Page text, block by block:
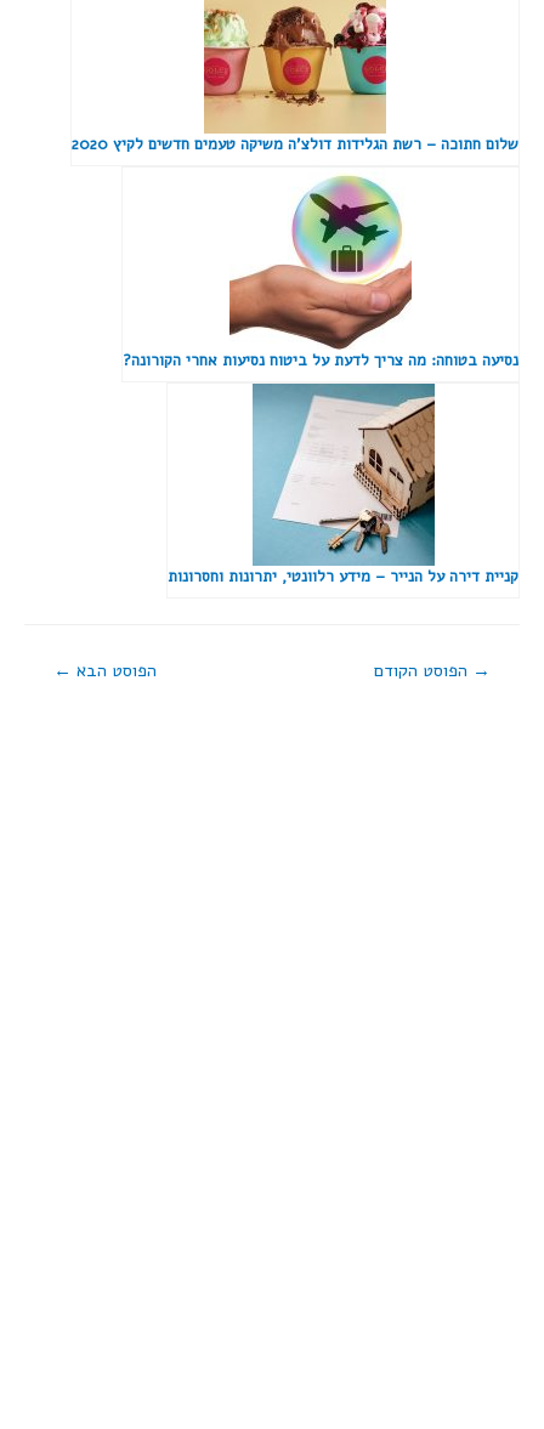
שלום חתוכה – רשת הגלידות דולצ'ה משיקה טעמים חדשים לקיץ 2020
נסיעה בטוחה: מה צריך לדעת על ביטוח נסיעות אחרי הקורונה?
קניית דירה על הנייר – מידע רלוונטי, יתרונות וחסרונות
→ הפוסט הקודם הפוסט הבא ←